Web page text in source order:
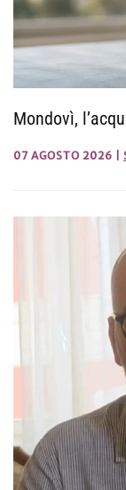
Mondovì,
07 AGOSTO 2026